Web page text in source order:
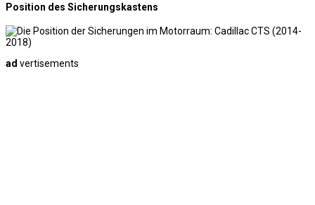
Position des Sicherungskastens
ad vertisements